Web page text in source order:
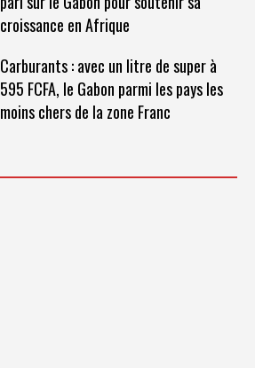
croissance en Afrique
Carburants : avec un litre de super à
595 FCFA, le Gabon parmi les pays les
moins chers de la zone Franc